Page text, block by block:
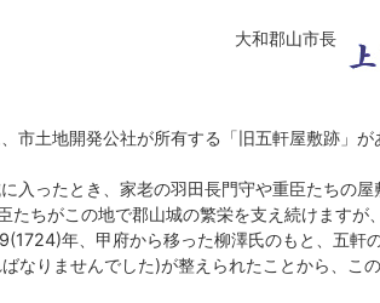
大和郡山市長
市土地開発公社が所有する「旧五軒屋敷跡」が
入ったとき、家老の羽田長門守や重臣たちの屋
たちがこの地で郡山城の繁栄を支え続けますが
年、甲府から移った柳澤氏のもと、五軒
なりませんでした)が整えられたことから、こ